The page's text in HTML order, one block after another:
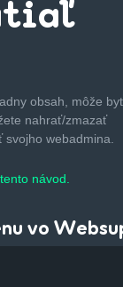
obsah, môže byť
nahrať/zmazať
webadmina.
tento návod.
vo